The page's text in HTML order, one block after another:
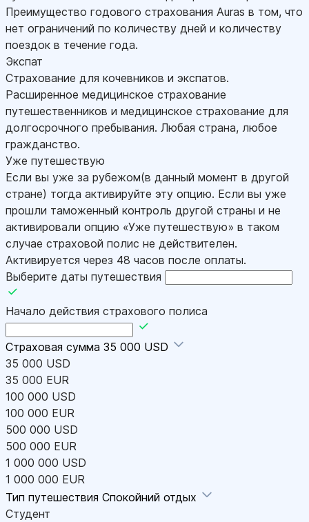
Преимущество годового страхования Auras в том, что
нет ограничений по количеству дней и количеству
поездок в течение года.
Экспат
Страхование для кочевников и экспатов.
Расширенное медицинское страхование
путешественников и медицинское страхование для
долгосрочного пребывания. Любая страна, любое
гражданство.
Уже путешествую
Если вы уже за рубежом(в данный момент в другой
стране) тогда активируйте эту опцию. Если вы уже
прошли таможенный контроль другой страны и не
активировали опцию «Уже путешествую» в таком
случае страховой полис не действителен.
Активируется через 48 часов после оплаты.
Выберите даты путешествия
Начало действия страхового полиса
Страховая сумма 35 000 USD
35 000 USD
35 000 EUR
100 000 USD
100 000 EUR
500 000 USD
500 000 EUR
1 000 000 USD
1 000 000 EUR
Тип путешествия Спокойний отдых
Студент